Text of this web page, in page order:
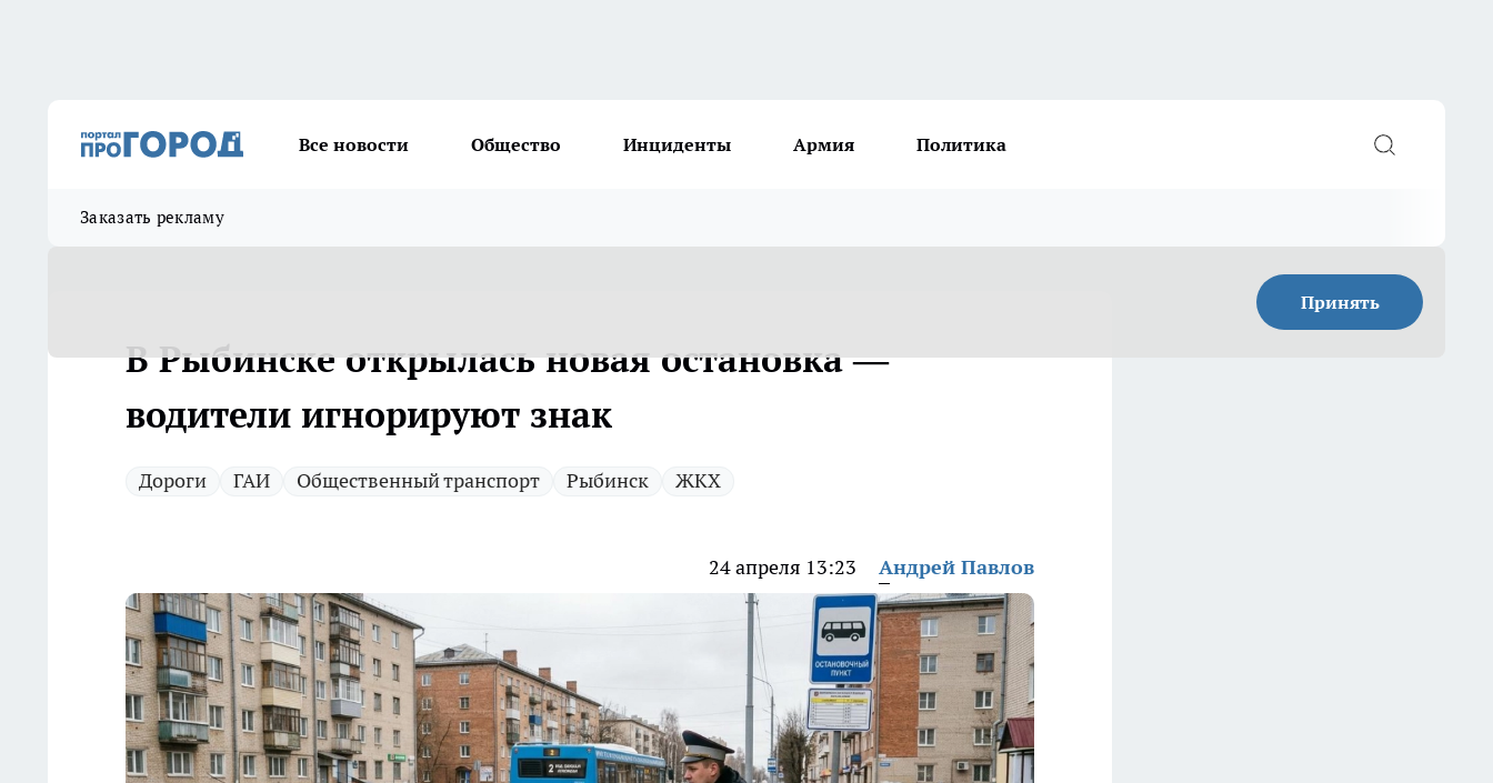
Все новости Общество Инциденты Армия Политика
Заказать рекламу
Принять
В Рыбинске открылась новая остановка —
водители игнорируют знак
Дороги ГАИ Общественный транспорт Рыбинск ЖКХ
24 апреля 13:23 Андрей Павлов